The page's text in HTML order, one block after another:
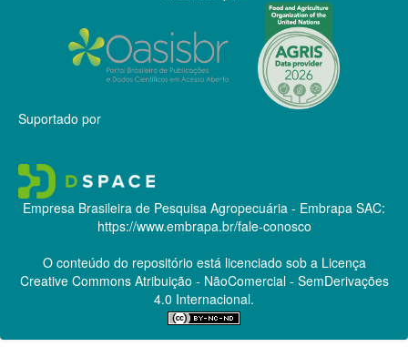
Suportado por
Empresa Brasileira de Pesquisa Agropecuária - Embrapa SAC:
https://www.embrapa.br/fale-conosco
O conteúdo do repositório está licenciado sob a Licença
Creative CommonsAtribuição - NãoComercial - SemDerivações
4.0 Internacional.